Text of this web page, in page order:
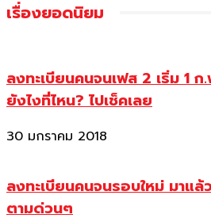
เรื่องยอดนิยม
ลงทะเบียนคนจนเฟส 2 เริ่ม 1 ก
ยังไงที่ไหน? ไปเช็คเลย
30 มกราคม 2018
ลงทะเบียนคนจนรอบใหม่ มาแล้
ตามด่วนๆ